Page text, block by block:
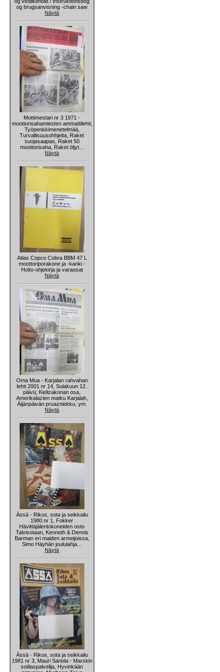
og brugsanvisning -chain saw
Näytä
Mottimestari nr 3 1971 -
moottorisahamiesten ammattilehti,
Työpenkkimenetelmää,
Turvallisuusohhjeita, Raket
suojasaapas, Raket 50
moottorisaha, Raket öljyt...
Näytä
Atlas Copco Cobra BBM 47 L
moottoriporakone ja -kanki -
Hoito-ohjekirja ja varaosat
Näytä
Oma Mua - Karjalan rahvahan
lehti 2001 nr 14, Sulakuun 12.
päivü; Kielizakonan osa,
Amerikalazien matku Karjalah,
Äijänpäivän pruazniekku, ym.
Näytä
Ässä - Rikos, sota ja seikkailu
1980 nr 1, Fokker
Hävittäjälentokoneiden osto
Talvisotaan, Kenneth & Dennis
Barman eri maiden armeijoissa,
Simo Häyhän joululahja...
Näytä
Ässä - Rikos, sota ja seikkailu
1981 nr 3, Mauri Sariola - Marskin
sotilaspalvelija, Hyvinkään